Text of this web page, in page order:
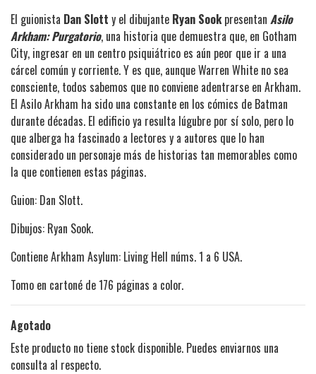
El guionista Dan Slott y el dibujante Ryan Sookpresentan Asilo
Arkham: Purgatorio, una historia que demuestra que, en Gotham
City, ingresar en un centro psiquiátrico es aún peor que ir a una
cárcel común y corriente. Y es que, aunque Warren White no sea
consciente, todos sabemos que no conviene adentrarse en Arkham.
El Asilo Arkham ha sido una constante en los cómics de Batman
durante décadas. El edificio ya resulta lúgubre por sí solo, pero lo
que alberga ha fascinado a lectores y a autores que lo han
considerado un personaje más de historias tan memorables como
la que contienen estas páginas.
Guion: Dan Slott.
Dibujos: Ryan Sook.
Contiene Arkham Asylum: Living Hell núms. 1 a 6 USA.
Tomo en cartoné de 176 páginas a color.
Agotado
Este producto no tiene stock disponible. Puedes enviarnos una
consulta al respecto.